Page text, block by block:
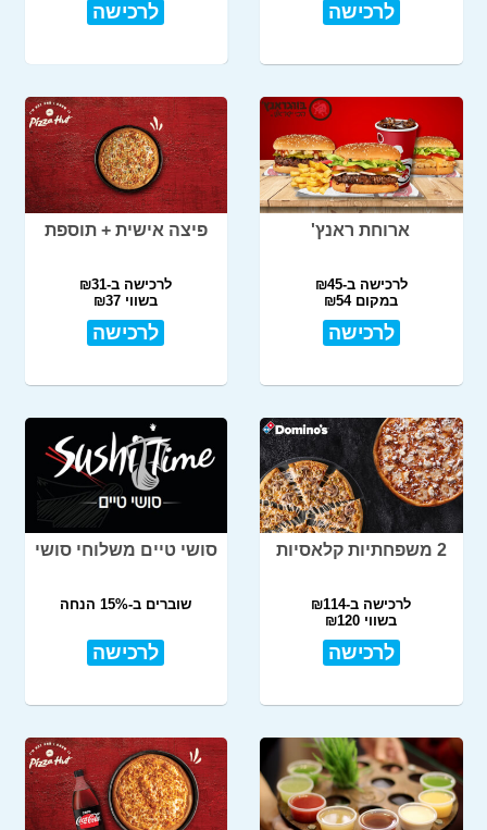
לרכישה לרכישה
ארוחת ראנץ'
לרכישה ב-₪45
במקום ₪54
לרכישה
פיצה אישית + תוספת
לרכישה ב-₪31
בשווי ₪37
לרכישה
2 משפחתיות קלאסיות
לרכישה ב-₪114
בשווי ₪120
לרכישה
סושי טיים משלוחי סושי
שוברים ב-15% הנחה
לרכישה